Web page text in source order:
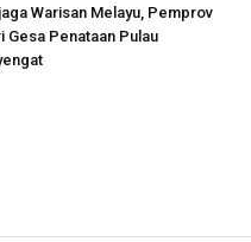
Warisan Melayu, Pemprov
Gesa Penataan Pulau